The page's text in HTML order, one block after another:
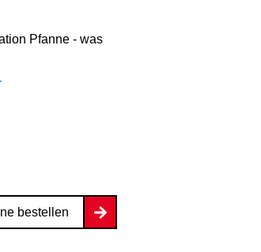
Pfanne - was
bestellen